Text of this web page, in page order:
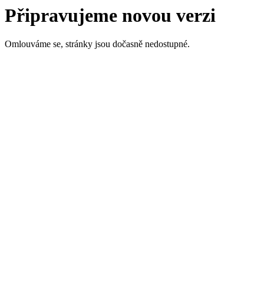
Připravujeme novou verzi
Omlouváme se, stránky jsou dočasně nedostupné.